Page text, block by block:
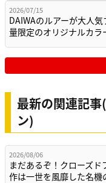
2026/07/15
DAIWAのルアーが大人
量限定のオリジナルカ
最新の関連記
ン)
2026/08/06
まだあるぞ！クローズ
作は一世を風靡した名